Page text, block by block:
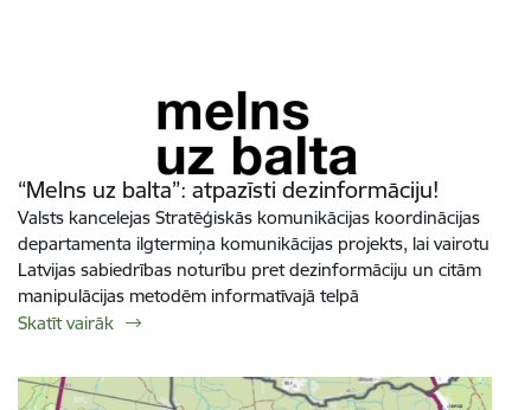
“Melns uz balta”: atpazīsti dezinformāciju!
Valsts kancelejas Stratēģiskās komunikācijas koordinācijas
departamenta ilgtermiņa komunikācijas projekts, lai vairotu
Latvijas sabiedrības noturību pret dezinformāciju un citām
manipulācijas metodēm informatīvajā telpā
Skatīt vairāk